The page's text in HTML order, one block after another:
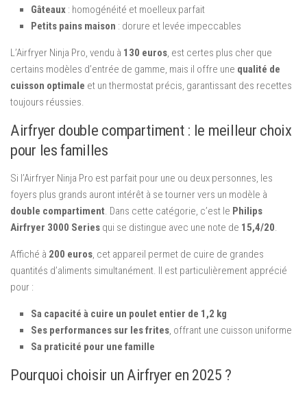
Gâteaux : homogénéité et moelleux parfait
Petits pains maison : dorure et levée impeccables
L’Airfryer Ninja Pro, vendu à 130 euros, est certes plus cher que
certains modèles d’entrée de gamme, mais il offre une qualité de
cuisson optimale et un thermostat précis, garantissant des recettes
toujours réussies.
Airfryer double compartiment : le meilleur choix
pour les familles
Si l’Airfryer Ninja Pro est parfait pour une ou deux personnes, les
foyers plus grands auront intérêt à se tourner vers un modèle à
double compartiment. Dans cette catégorie, c’est le Philips
Airfryer 3000 Series qui se distingue avec une note de 15,4/20.
Affiché à 200 euros, cet appareil permet de cuire de grandes
quantités d’aliments simultanément. Il est particulièrement apprécié
pour :
Sa capacité à cuire un poulet entier de 1,2 kg
Ses performances sur les frites, offrant une cuisson uniforme
Sa praticité pour une famille
Pourquoi choisir un Airfryer en 2025 ?